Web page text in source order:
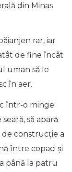
din Minas
rar, iar
de fine încât
uman să le
în aer.
într-o minge
să apară
construcție a
între copaci și
până la patru